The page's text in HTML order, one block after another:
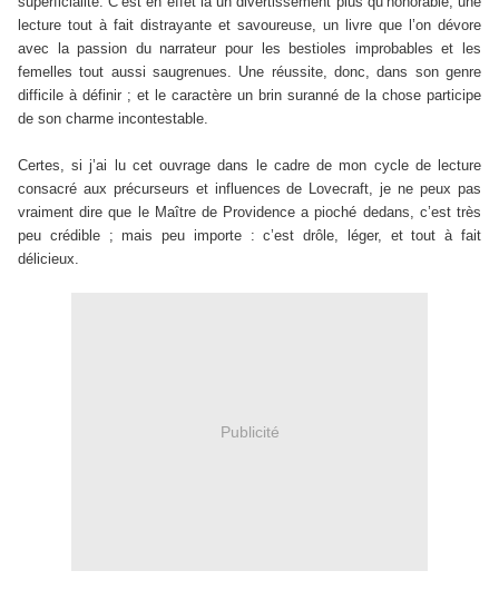
lecture tout à fait distrayante et savoureuse, un livre que l’on dévore
avec la passion du narrateur pour les bestioles improbables et les
femelles tout aussi saugrenues. Une réussite, donc, dans son genre
difficile à définir ; et le caractère un brin suranné de la chose participe
de son charme incontestable.
Certes, si j’ai lu cet ouvrage dans le cadre de mon cycle de lecture
consacré aux précurseurs et influences de Lovecraft, je ne peux pas
vraiment dire que le Maître de Providence a pioché dedans, c’est très
peu crédible ; mais peu importe : c’est drôle, léger, et tout à fait
délicieux.
Publicité